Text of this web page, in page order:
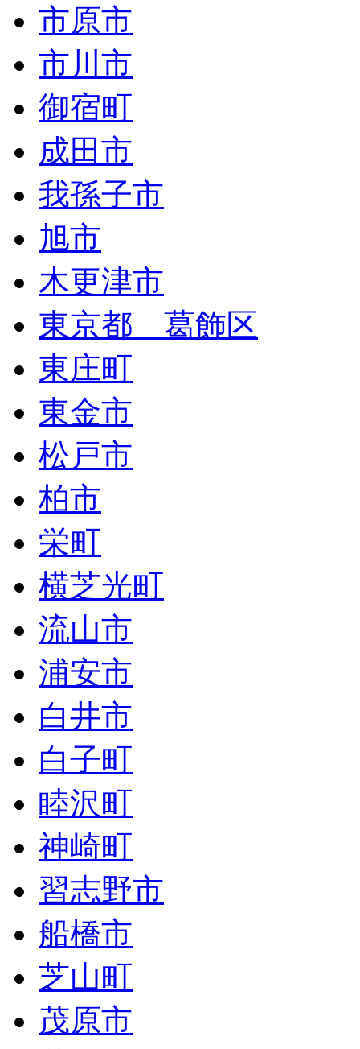
市原市
市川市
御宿町
成田市
我孫子市
旭市
木更津市
東京都 葛飾区
東庄町
東金市
松戸市
柏市
栄町
横芝光町
流山市
浦安市
白井市
白子町
睦沢町
神崎町
習志野市
船橋市
芝山町
茂原市